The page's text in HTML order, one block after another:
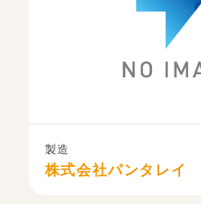
製造
株式会社パンタレイ